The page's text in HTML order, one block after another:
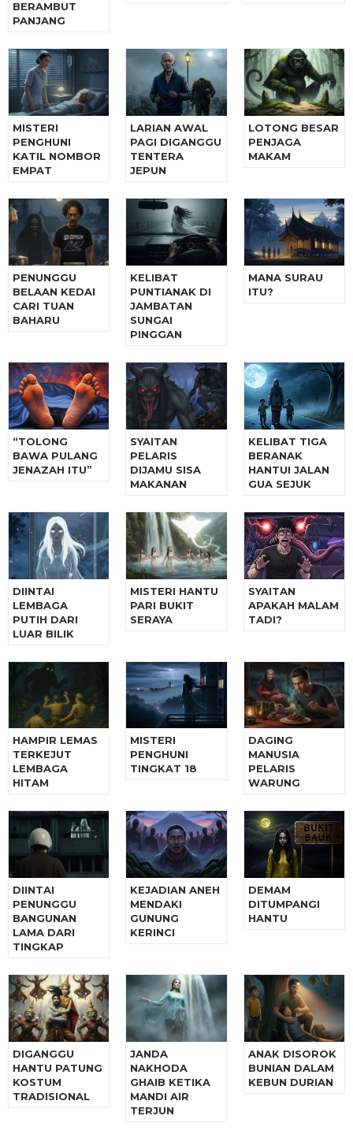
BERAMBUT
PANJANG
MISTERI
PENGHUNI
KATIL NOMBOR
EMPAT
LARIAN AWAL
PAGI DIGANGGU
TENTERA
JEPUN
LOTONG BESAR
PENJAGA
MAKAM
PENUNGGU
BELAAN KEDAI
CARI TUAN
BAHARU
KELIBAT
PUNTIANAK DI
JAMBATAN
SUNGAI
PINGGAN
MANA SURAU
ITU?
“TOLONG
BAWA PULANG
JENAZAH ITU”
SYAITAN
PELARIS
DIJAMU SISA
MAKANAN
KELIBAT TIGA
BERANAK
HANTUI JALAN
GUA SEJUK
DIINTAI
LEMBAGA
PUTIH DARI
LUAR BILIK
MISTERI HANTU
PARI BUKIT
SERAYA
SYAITAN
APAKAH MALAM
TADI?
HAMPIR LEMAS
TERKEJUT
LEMBAGA
HITAM
MISTERI
PENGHUNI
TINGKAT 18
DAGING
MANUSIA
PELARIS
WARUNG
DIINTAI
PENUNGGU
BANGUNAN
LAMA DARI
TINGKAP
KEJADIAN ANEH
MENDAKI
GUNUNG
KERINCI
DEMAM
DITUMPANGI
HANTU
DIGANGGU
HANTU PATUNG
KOSTUM
TRADISIONAL
JANDA
NAKHODA
GHAIB KETIKA
MANDI AIR
TERJUN
ANAK DISOROK
BUNIAN DALAM
KEBUN DURIAN